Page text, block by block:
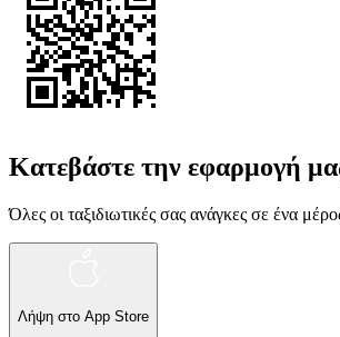
Κατεβάστε την εφαρμογή
Όλες οι ταξιδιωτικές σας ανάγκες σε ένα
Λήψη στο App Store